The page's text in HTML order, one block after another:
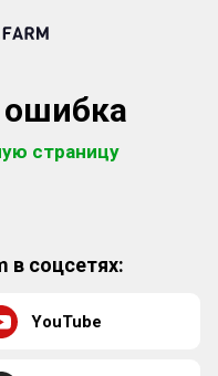
страницу
в соцсетях:
YouTube